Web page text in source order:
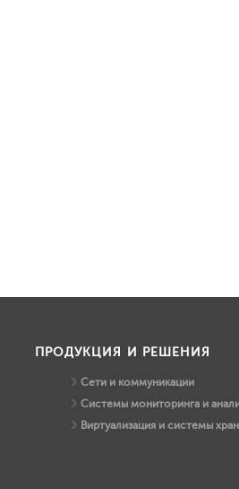
ПРОДУКЦИЯ И РЕШЕНИЯ
Сети и коммуникации
Системы мониторинга и
Виртуализация и системы